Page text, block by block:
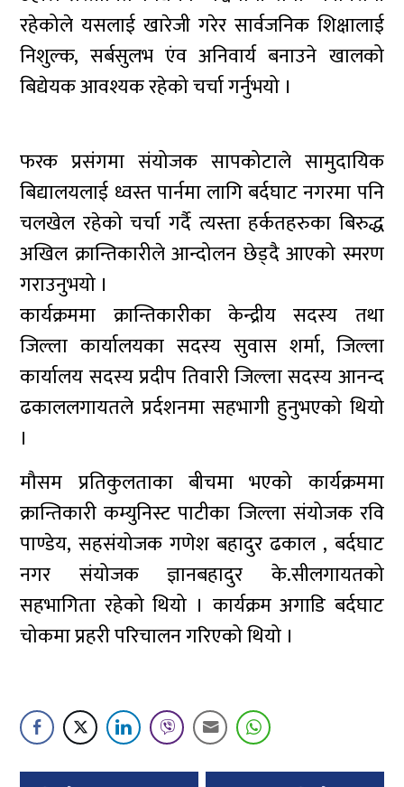
रहेकोले यसलाई खारेजी गरेर सार्वजनिक शिक्षालाई
निशुल्क, सर्बसुलभ एंव अनिवार्य बनाउने खालको
बिद्येयक आवश्यक रहेको चर्चा गर्नुभयो ।
फरक प्रसंगमा संयोजक सापकोटाले सामुदायिक
बिद्यालयलाई ध्वस्त पार्नमा लागि बर्दघाट नगरमा पनि
चलखेल रहेको चर्चा गर्दै त्यस्ता हर्कतहरुका बिरुद्ध
अखिल क्रान्तिकारीले आन्दोलन छेड्दै आएको स्मरण
गराउनुभयो ।
कार्यक्रममा क्रान्तिकारीका केन्द्रीय सदस्य तथा
जिल्ला कार्यालयका सदस्य सुवास शर्मा, जिल्ला
कार्यालय सदस्य प्रदीप तिवारी जिल्ला सदस्य आनन्द
ढकाललगायतले प्रर्दशनमा सहभागी हुनुभएको थियो
।
मौसम प्रतिकुलताका बीचमा भएको कार्यक्रममा
क्रान्तिकारी कम्युनिस्ट पाटीका जिल्ला संयोजक रवि
पाण्डेय, सहसंयोजक गणेश बहादुर ढकाल , बर्दघाट
नगर संयोजक ज्ञानबहादुर के.सीलगायतको
सहभागिता रहेको थियो । कार्यक्रम अगाडि बर्दघाट
चोकमा प्रहरी परिचालन गरिएको थियो ।